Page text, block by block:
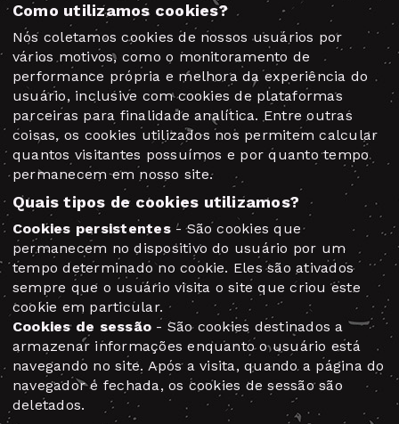
Como utilizamos cookies?
Nós coletamos cookies de nossos usuários por
vários motivos, como o monitoramento de
performance própria e melhora da experiência do
usuário, inclusive com cookies de plataformas
parceiras para finalidade analítica. Entre outras
coisas, os cookies utilizados nos permitem calcular
quantos visitantes possuímos e por quanto tempo
permanecem em nosso site.
Quais tipos de cookies utilizamos?
Cookies persistentes- São cookies que
permanecem no dispositivo do usuário por um
tempo determinado no cookie. Eles são ativados
sempre que o usuário visita o site que criou este
cookie em particular.
Cookies de sessão - São cookies destinados a
armazenar informações enquanto o usuário está
navegando no site. Após a visita, quando a página do
navegador é fechada, os cookies de sessão são
deletados.